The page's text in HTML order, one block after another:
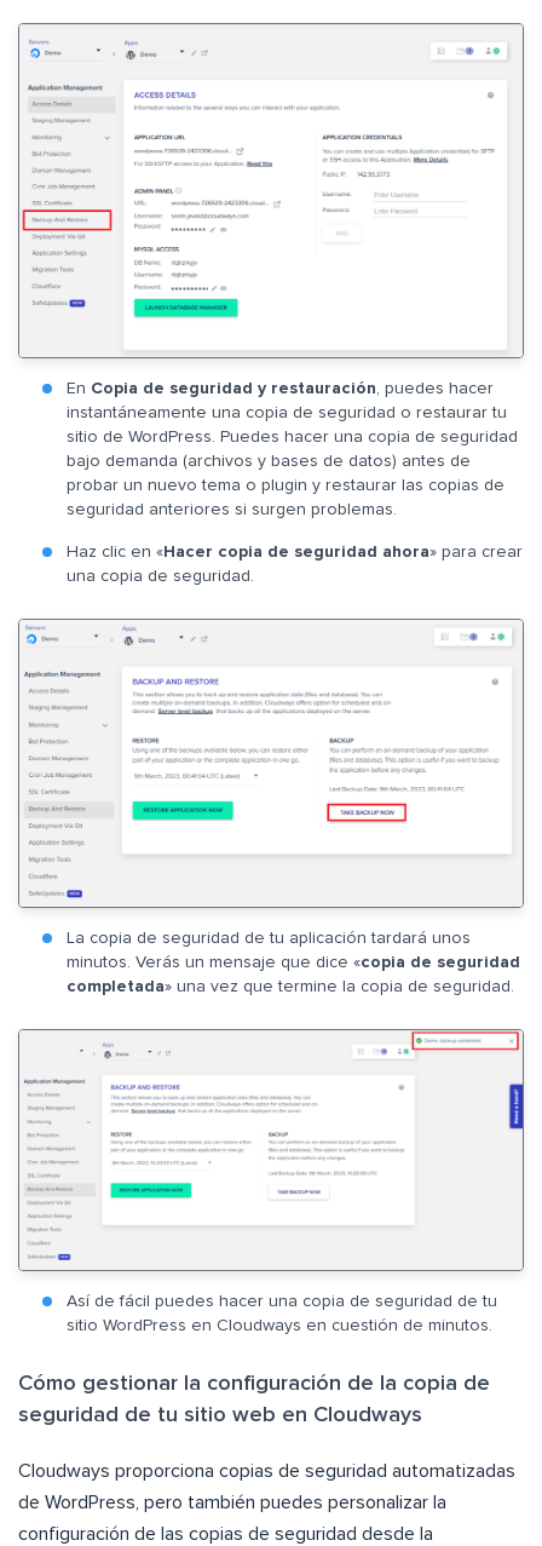
En Copia de seguridad y restauración, puedes hacer
instantáneamente una copia de seguridad o restaurar tu
sitio de WordPress. Puedes hacer una copia de seguridad
bajo demanda (archivos y bases de datos) antes de
probar un nuevo tema o plugin y restaurar las copias de
seguridad anteriores si surgen problemas.
Haz clic en «Hacer copia de seguridad ahora» para crear
una copia de seguridad.
La copia de seguridad de tu aplicación tardará unos
minutos. Verás un mensaje que dice «copia de seguridad
completada» una vez que termine la copia de seguridad.
Así de fácil puedes hacer una copia de seguridad de tu
sitio WordPress en Cloudways en cuestión de minutos.
Cómo gestionar la configuración de la copia de
seguridad de tu sitio web en Cloudways
Cloudways proporciona copias de seguridad automatizadas
de WordPress, pero también puedes personalizar la
configuración de las copias de seguridad desde la